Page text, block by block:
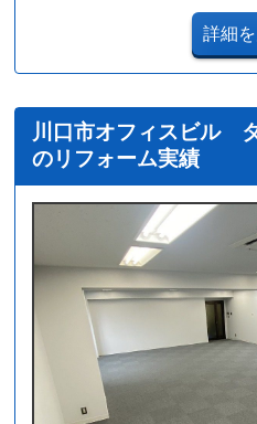
詳細
川口市オフィスビル
のリフォーム実績